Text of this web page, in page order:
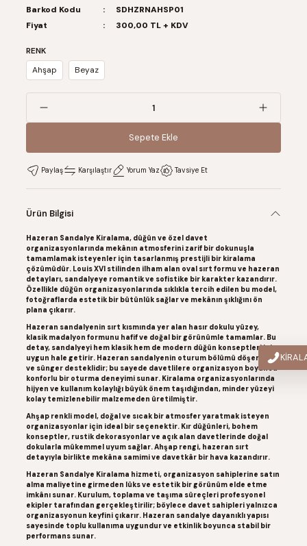
Barkod Kodu
SDHZRNAHSP01
Fiyat
300,00 TL + KDV
RENK
Ahşap
Beyaz
Sepete Ekle
Sepete Ekle
Paylaş Karşılaştır Yorum Yaz Tavsiye Et
Ürün Bilgisi
Hazeran Sandalye Kiralama, düğün ve özel davet
organizasyonlarında mekânın atmosferini zarif bir dokunuşla
tamamlamak isteyenler için tasarlanmış prestijli bir kiralama
çözümüdür. Louis XVI stilinden ilham alan oval sırt formu ve hazeran
detayları, sandalyeye romantik ve sofistike bir karakter kazandırır.
Özellikle düğün organizasyonlarında sıklıkla tercih edilen bu model,
fotoğraflarda estetik bir bütünlük sağlar ve mekânın şıklığını ön
plana çıkarır.
Hazeran sandalyenin sırt kısmında yer alan hasır dokulu yüzey,
klasik madalyon formunu hafif ve doğal bir görünümle tamamlar. Bu
detay, sandalyeyi hem klasik hem de modern düğün konseptleri için
uygun hale getirir. Hazeran sandalyenin oturum bölümü döşemeli
ve sünger desteklidir; bu sayede davetlilere organizasyon boyunca
konforlu bir oturma deneyimi sunar. Kiralama organizasyonlarında
hijyen ve kullanım kolaylığı büyük önem taşıdığından, minder yüzeyi
kolay temizlenebilir malzemeden üretilmiştir.
Ahşap renkli model, doğal ve sıcak bir atmosfer yaratmak isteyen
organizasyonlar için ideal bir seçenektir. Kır düğünleri, bohem
konseptler, rustik dekorasyonlar ve açık alan davetlerinde doğal
dokularla mükemmel uyum sağlar. Ahşap rengi, hazeran sırt
detayıyla birlikte mekâna samimi ve davetkâr bir hava kazandırır.
Hazeran Sandalye Kiralama hizmeti, organizasyon sahiplerine satın
alma maliyetine girmeden lüks ve estetik bir görünüm elde etme
imkânı sunar. Kurulum, toplama ve taşıma süreçleri profesyonel
ekipler tarafından gerçekleştirilir; böylece davet sahipleri yalnızca
organizasyonun keyfini çıkarır. Hazeran sandalye dayanıklı yapısı
sayesinde toplu kullanıma uygundur ve etkinlik boyunca stabil bir
performans sunar.